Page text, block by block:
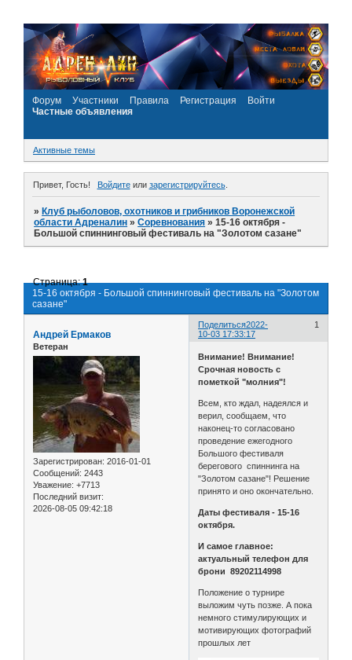
Форум Участники Правила Регистрация
Войти
Частные объявления
Активные темы
Привет, Гость! Войдитеили зарегистрируйтесь.
»Клуб рыболовов, охотников и грибников Воронежской
области Адреналин »Соревнования »15-16 октября -
Большой спиннинговый фестиваль на "Золотом сазане"
15-16 октября - Большой спиннинговый фестиваль на "Золотом
сазане"
Страница:1
Поделиться 1
2022-
10-03 17:33:17
Андрей Ермаков
Ветеран
Зарегистрирован: 2016-01-01
Сообщений: 2443
Уважение: +7713
Последний визит:
2026-08-05 09:42:18
Внимание! Внимание!
Срочная новость с
пометкой "молния"!
Всем, кто ждал, надеялся и
верил, сообщаем, что
наконец-то согласовано
проведение ежегодного
Большого фестиваля
берегового спиннинга на
"Золотом сазане"! Решение
принято и оно окончательно.
Даты фестиваля - 15-16
октября.
И самое главное:
актуальный телефон для
брони 89202114998
Положение о турнире
выложим чуть позже. А пока
немного стимулирующих и
мотивирующих фотографий
прошлых лет